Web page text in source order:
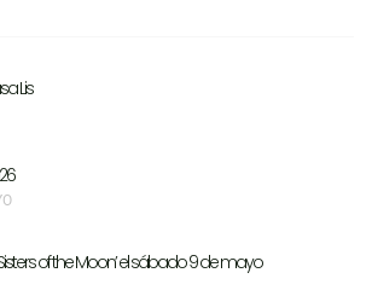
Lis
of the Moon’ el sábado 9 de mayo